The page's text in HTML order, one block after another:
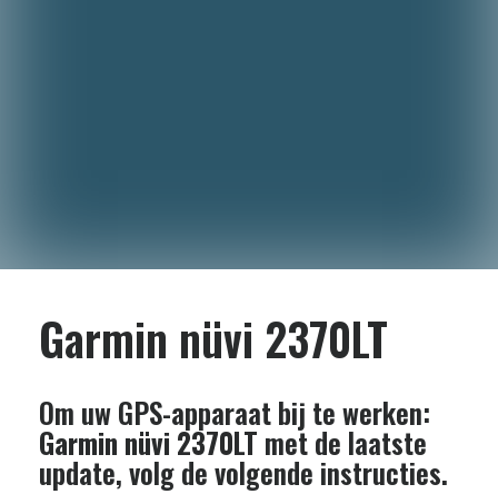
Garmin nüvi 2370LT
Om uw GPS-apparaat bij te werken:
Garmin nüvi 2370LT met de laatste
update, volg de volgende instructies.